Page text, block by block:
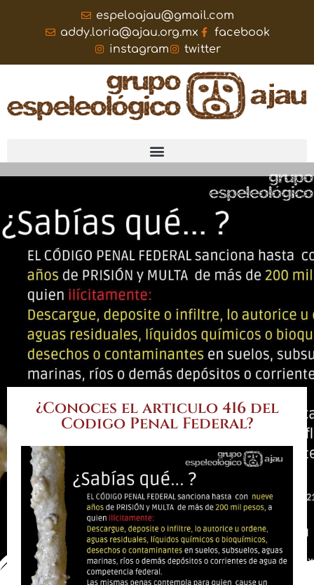
espeloajau@gmail.com
addy.loria@ajau.org.mx
facebook
instagram
twitter
¿Conoces el articulo 416 del
Codigo Penal Federal?